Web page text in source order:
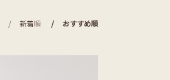
新着順 おすすめ順